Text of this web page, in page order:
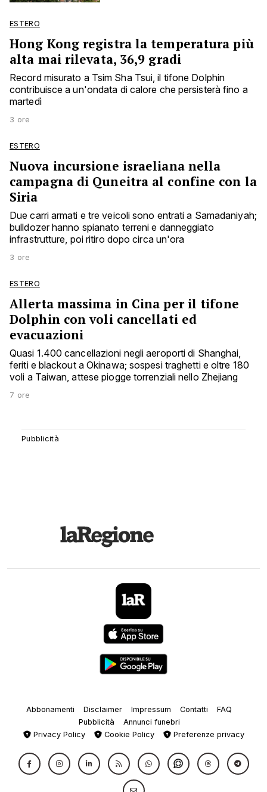
ESTERO
Hong Kong registra la temperatura più
alta mai rilevata, 36,9 gradi
Record misurato a Tsim Sha Tsui, il tifone Dolphin
contribuisce a un'ondata di calore che persisterà fino a
martedì
3 ore
ESTERO
Nuova incursione israeliana nella
campagna di Quneitra al confine con la
Siria
Due carri armati e tre veicoli sono entrati a Samadaniyah;
bulldozer hanno spianato terreni e danneggiato
infrastrutture, poi ritiro dopo circa un'ora
3 ore
ESTERO
Allerta massima in Cina per il tifone
Dolphin con voli cancellati ed
evacuazioni
Quasi 1.400 cancellazioni negli aeroporti di Shanghai,
feriti e blackout a Okinawa; sospesi traghetti e oltre 180
voli a Taiwan, attese piogge torrenziali nello Zhejiang
7 ore
Abbonamenti Disclaimer Impressum Contatti
FAQ
Pubblicità
Annunci funebri
Privacy Policy
Cookie Policy Preferenze privacy